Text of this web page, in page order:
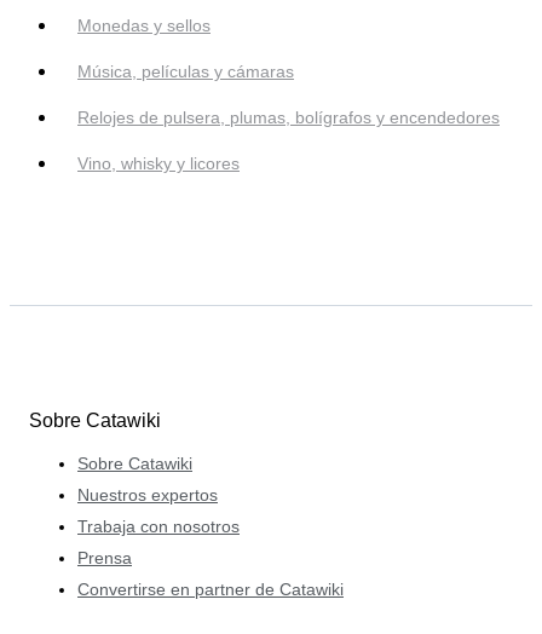
Monedas y sellos
Música, películas y cámaras
Relojes de pulsera, plumas, bolígrafos y encendedores
Vino, whisky y licores
Sobre Catawiki
Sobre Catawiki
Nuestros expertos
Trabaja con nosotros
Prensa
Convertirse en partner de Catawiki